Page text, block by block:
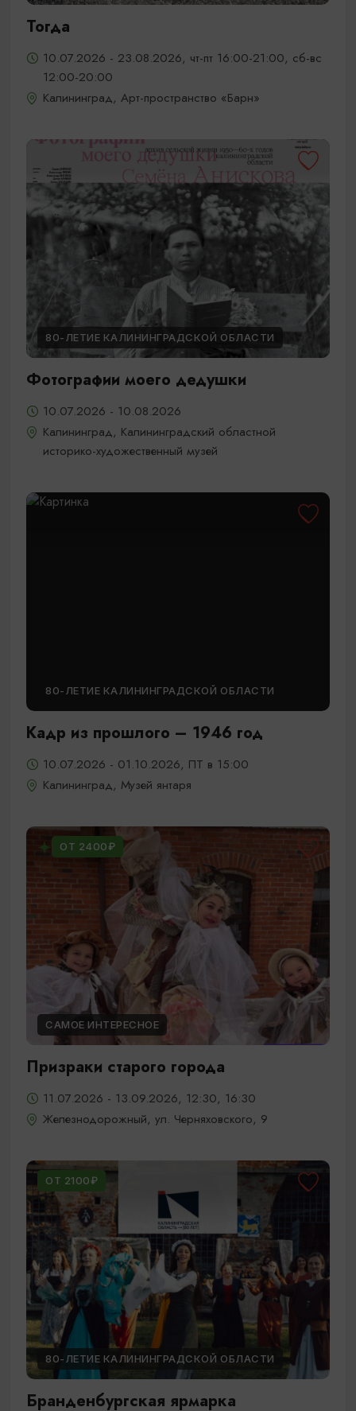
Тогда
10.07.2026 - 23.08.2026, чт-пт 16:00-21:00, сб-вс
12:00-20:00
Калининград, Арт-пространство «Барн»
80-ЛЕТИЕ КАЛИНИНГРАДСКОЙ ОБЛАСТИ
Фотографии моего дедушки
10.07.2026 - 10.08.2026
Калининград, Калининградский областной
историко-художественный музей
80-ЛЕТИЕ КАЛИНИНГРАДСКОЙ ОБЛАСТИ
Кадр из прошлого – 1946 год
10.07.2026 - 01.10.2026, ПТ в 15:00
Калининград, Музей янтаря
ОТ 2400₽
САМОЕ ИНТЕРЕСНОЕ
Призраки старого города
11.07.2026 - 13.09.2026, 12:30, 16:30
Железнодорожный, ул. Черняховского, 9
ОТ 2100₽
80-ЛЕТИЕ КАЛИНИНГРАДСКОЙ ОБЛАСТИ
Бранденбургская ярмарка